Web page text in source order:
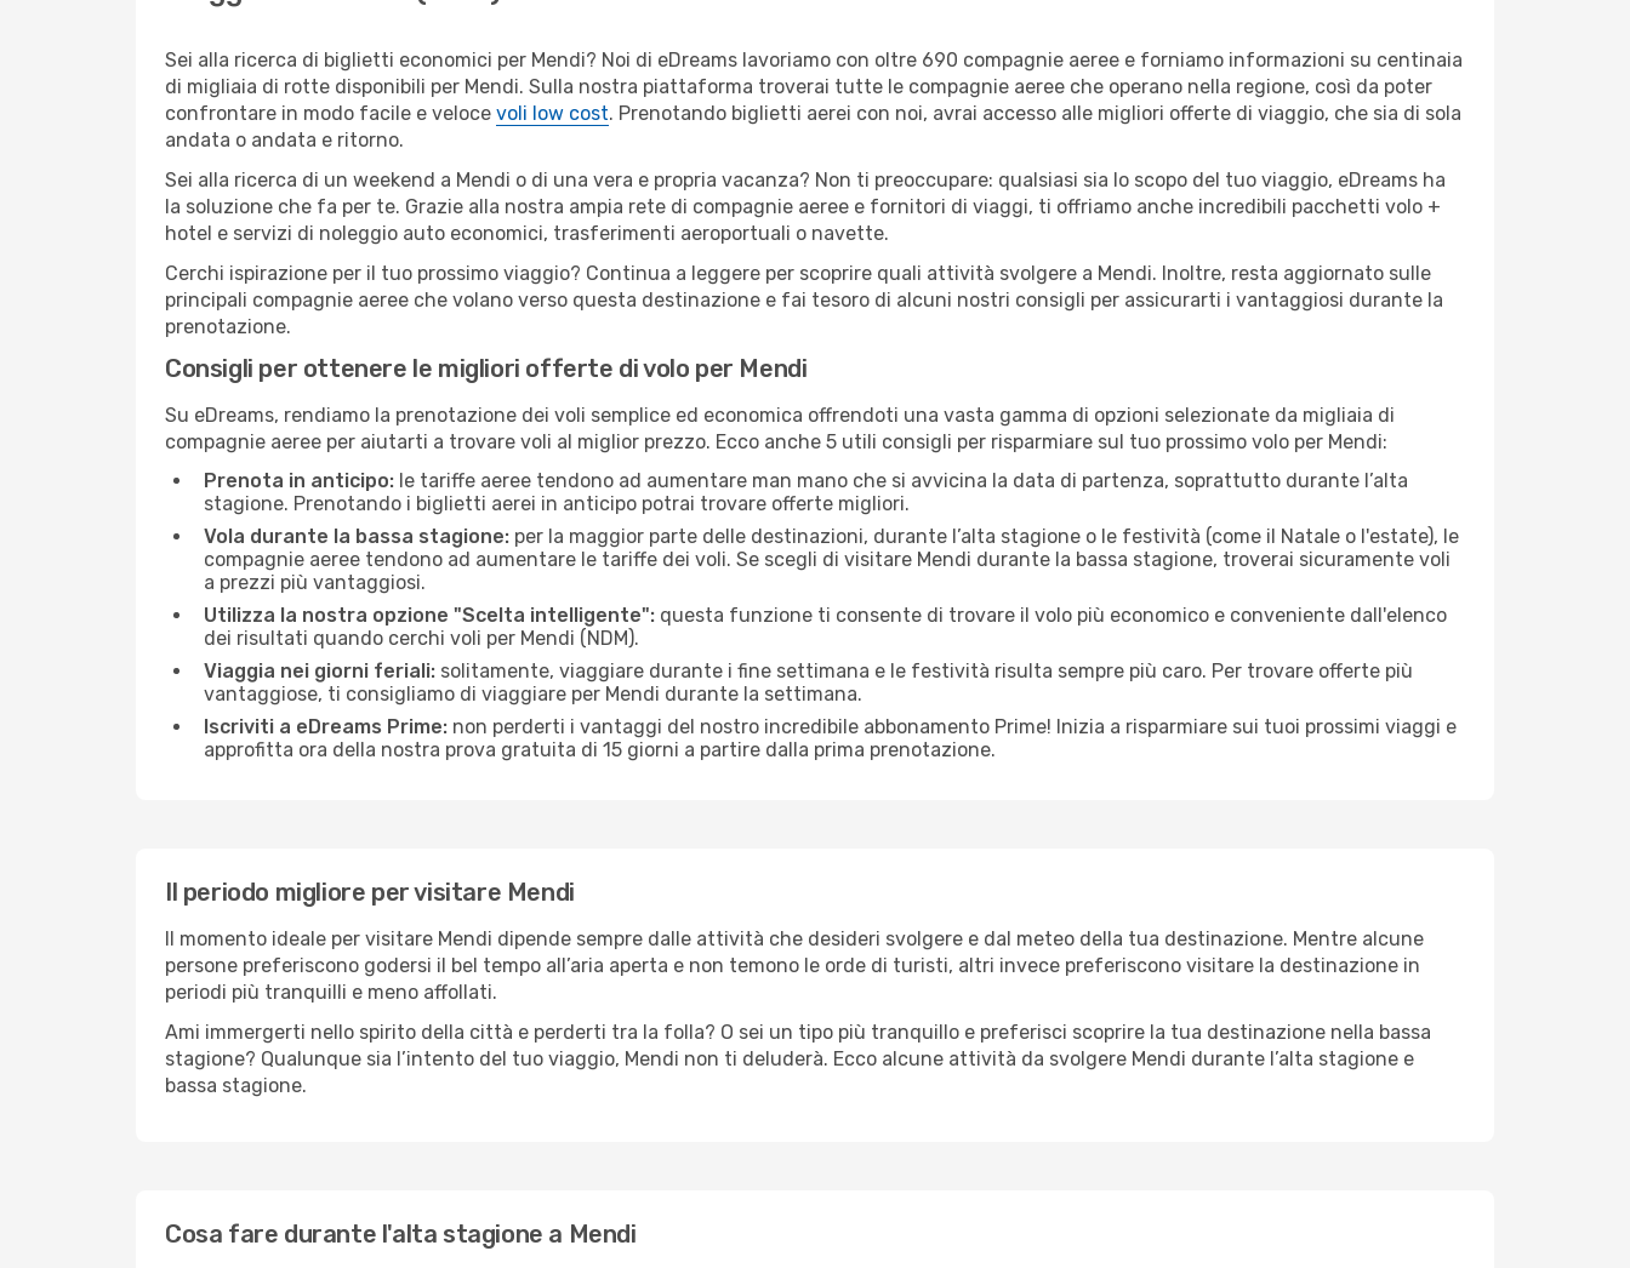
Sei alla ricerca di biglietti economici per Mendi? Noi di eDreams lavoriamo con oltre 690 compagnie aeree e forniamo informazioni su centinaia
di migliaia di rotte disponibili per Mendi. Sulla nostra piattaforma troverai tutte le compagnie aeree che operano nella regione, così da poter
confrontare in modo facile e veloce voli low cost. Prenotando biglietti aerei con noi, avrai accesso alle migliori offerte di viaggio, che sia di sola
andata o andata e ritorno.
Sei alla ricerca di un weekend a Mendi o di una vera e propria vacanza? Non ti preoccupare: qualsiasi sia lo scopo del tuo viaggio, eDreams ha
la soluzione che fa per te. Grazie alla nostra ampia rete di compagnie aeree e fornitori di viaggi, ti offriamo anche incredibili pacchetti volo +
hotel e servizi di noleggio auto economici, trasferimenti aeroportuali o navette.
Cerchi ispirazione per il tuo prossimo viaggio? Continua a leggere per scoprire quali attività svolgere a Mendi. Inoltre, resta aggiornato sulle
principali compagnie aeree che volano verso questa destinazione e fai tesoro di alcuni nostri consigli per assicurarti i vantaggiosi durante la
prenotazione.
Consigli per ottenere le migliori offerte di volo per Mendi
Su eDreams, rendiamo la prenotazione dei voli semplice ed economica offrendoti una vasta gamma di opzioni selezionate da migliaia di
compagnie aeree per aiutarti a trovare voli al miglior prezzo. Ecco anche 5 utili consigli per risparmiare sul tuo prossimo volo per Mendi:
Prenota in anticipo: le tariffe aeree tendono ad aumentare man mano che si avvicina la data di partenza, soprattutto durante l’alta
stagione. Prenotando i biglietti aerei in anticipo potrai trovare offerte migliori.
Vola durante la bassa stagione: per la maggior parte delle destinazioni, durante l’alta stagione o le festività (come il Natale o l'estate), le
compagnie aeree tendono ad aumentare le tariffe dei voli. Se scegli di visitare Mendi durante la bassa stagione, troverai sicuramente voli
a prezzi più vantaggiosi.
Utilizza la nostra opzione "Scelta intelligente": questa funzione ti consente di trovare il volo più economico e conveniente dall'elenco
dei risultati quando cerchi voli per Mendi (NDM).
Viaggia nei giorni feriali: solitamente, viaggiare durante i fine settimana e le festività risulta sempre più caro. Per trovare offerte più
vantaggiose, ti consigliamo di viaggiare per Mendi durante la settimana.
Iscriviti a eDreams Prime: non perderti i vantaggi del nostro incredibile abbonamento Prime! Inizia a risparmiare sui tuoi prossimi viaggi e
approfitta ora della nostra prova gratuita di 15 giorni a partire dalla prima prenotazione.
Il periodo migliore per visitare Mendi
Il momento ideale per visitare Mendi dipende sempre dalle attività che desideri svolgere e dal meteo della tua destinazione. Mentre alcune
persone preferiscono godersi il bel tempo all’aria aperta e non temono le orde di turisti, altri invece preferiscono visitare la destinazione in
periodi più tranquilli e meno affollati.
Ami immergerti nello spirito della città e perderti tra la folla? O sei un tipo più tranquillo e preferisci scoprire la tua destinazione nella bassa
stagione? Qualunque sia l’intento del tuo viaggio, Mendi non ti deluderà. Ecco alcune attività da svolgere Mendi durante l’alta stagione e
bassa stagione.
Cosa fare durante l'alta stagione a Mendi